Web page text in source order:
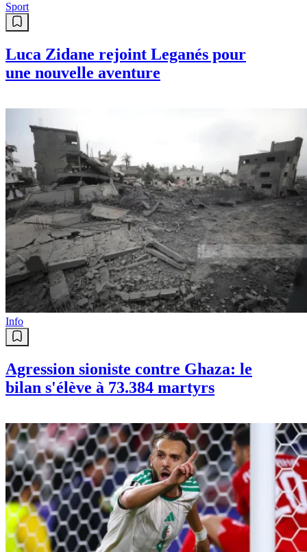
Sport
Luca Zidane rejoint Leganés pour
une nouvelle aventure
Info
Agression sioniste contre Ghaza: le
bilan s'élève à 73.384 martyrs